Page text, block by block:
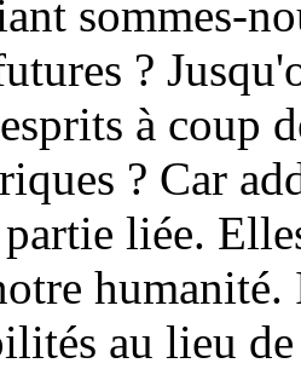
sommes-
?
à coup
? Car
liée.
au lieu